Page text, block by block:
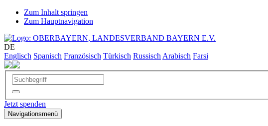
Zum Inhalt springen
Zum Hauptnavigation
DE
Englisch Spanisch Französisch Türkisch Russisch Arabisch Farsi
Jetzt spenden
Navigationsmenü